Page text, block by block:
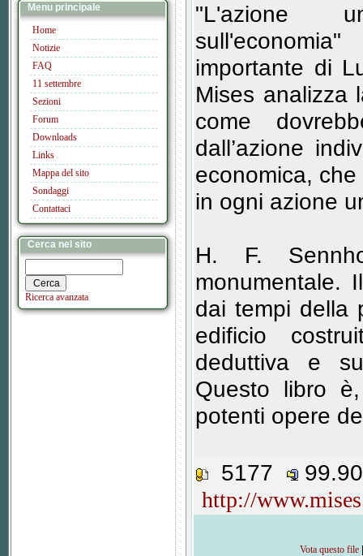
Menu principale
Home
Notizie
FAQ
11 settembre
Sezioni
Forum
Downloads
Links
Mappa del sito
Sondaggi
Contattaci
Cerca nel sito
Ricerca avanzata
"L'azione
importante di
Mises analizza
come
dall’azione
economica,
in ogni azione
H. F.
monumentale.
dai tempi della
edificio
deduttiva e
Questo libro
potenti opere
5177
http://
Vota questo file